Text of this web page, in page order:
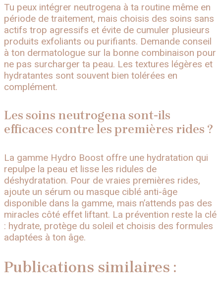
Tu peux intégrer neutrogena à ta routine même en
période de traitement, mais choisis des soins sans
actifs trop agressifs et évite de cumuler plusieurs
produits exfoliants ou purifiants. Demande conseil
à ton dermatologue sur la bonne combinaison pour
ne pas surcharger ta peau. Les textures légères et
hydratantes sont souvent bien tolérées en
complément.
Les soins neutrogena sont-ils
efficaces contre les premières rides ?
La gamme Hydro Boost offre une hydratation qui
repulpe la peau et lisse les ridules de
déshydratation. Pour de vraies premières rides,
ajoute un sérum ou masque ciblé anti-âge
disponible dans la gamme, mais n’attends pas des
miracles côté effet liftant. La prévention reste la clé
: hydrate, protège du soleil et choisis des formules
adaptées à ton âge.
Publications similaires :